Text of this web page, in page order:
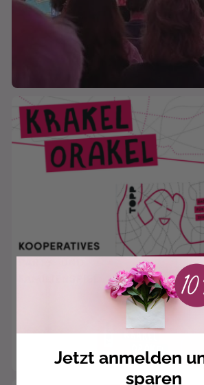
Jetzt anmelden
sparen